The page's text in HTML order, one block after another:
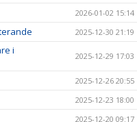
2026-01-02 15:14
2025-12-30 21:19
i
2025-12-29 17:03
2025-12-26 20:55
2025-12-23 18:00
2025-12-20 09:17